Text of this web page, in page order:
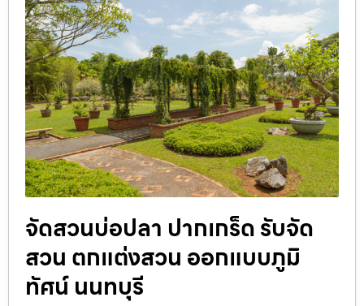
จัดสวนบ่อปลา ปากเกร็ด รับจัด
สวน ตกแต่งสวน ออกแบบภูมิ
ทัศน์ นนทบุรี